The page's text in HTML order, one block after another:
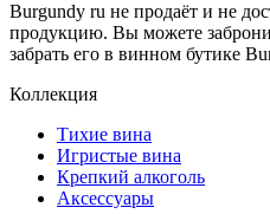
Burgundy ru не продаёт и не
продукцию. Вы можете
забрать его в винном бутике
Коллекция
Тихие вина
Игристые вина
Крепкий алкоголь
Аксессуары